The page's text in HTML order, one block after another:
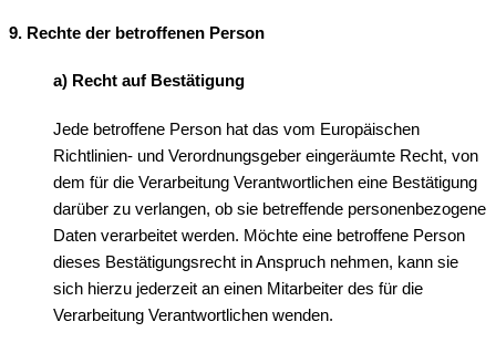
9. Rechte der betroffenen Person
a) Recht auf Bestätigung
Jede betroffene Person hat das vom Europäischen
Richtlinien- und Verordnungsgeber eingeräumte Recht, von
dem für die Verarbeitung Verantwortlichen eine Bestätigung
darüber zu verlangen, ob sie betreffende personenbezogene
Daten verarbeitet werden. Möchte eine betroffene Person
dieses Bestätigungsrecht in Anspruch nehmen, kann sie
sich hierzu jederzeit an einen Mitarbeiter des für die
Verarbeitung Verantwortlichen wenden.